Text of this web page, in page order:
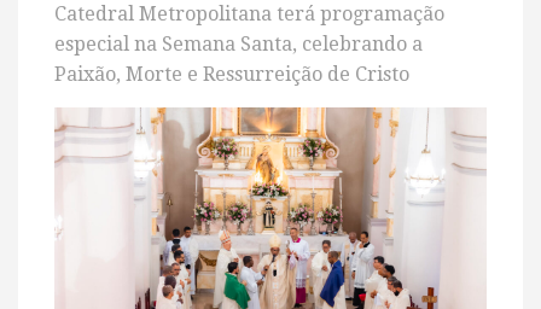
Catedral Metropolitana terá programação
especial na Semana Santa, celebrando a
Paixão, Morte e Ressurreição de Cristo